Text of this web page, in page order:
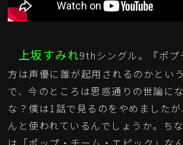
上坂すみれ9thシングル。『ポプ
方は声優に誰が起用されるのかとい
で、今のところは思惑通りの世論に
な？僕は1話で見るのをやめました
んと使われているんでしょうか。ち